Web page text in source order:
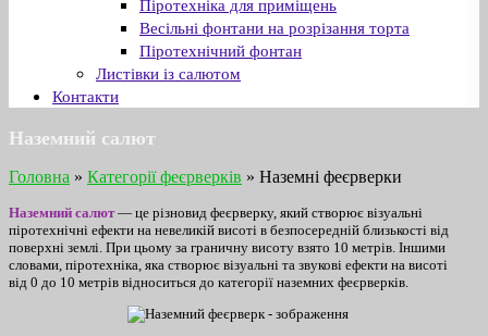
Піротехніка для приміщень
Весільні фонтани на розрізання торта
Піротехнічний фонтан
Листівки із салютом
Контакти
Наземний салют
Головна » Категорії феєрверків » Наземні феєрверки
Наземний салют— це різновид феєрверку, який створює візуальні
піротехнічні ефекти на невеликій висоті в безпосередній близькості від
поверхні землі. При цьому за граничну висоту взято 10 метрів. Іншими
словами, піротехніка, яка створює візуальні та звукові ефекти на висоті
від 0 до 10 метрів відноситься до категорії наземних феєрверків.